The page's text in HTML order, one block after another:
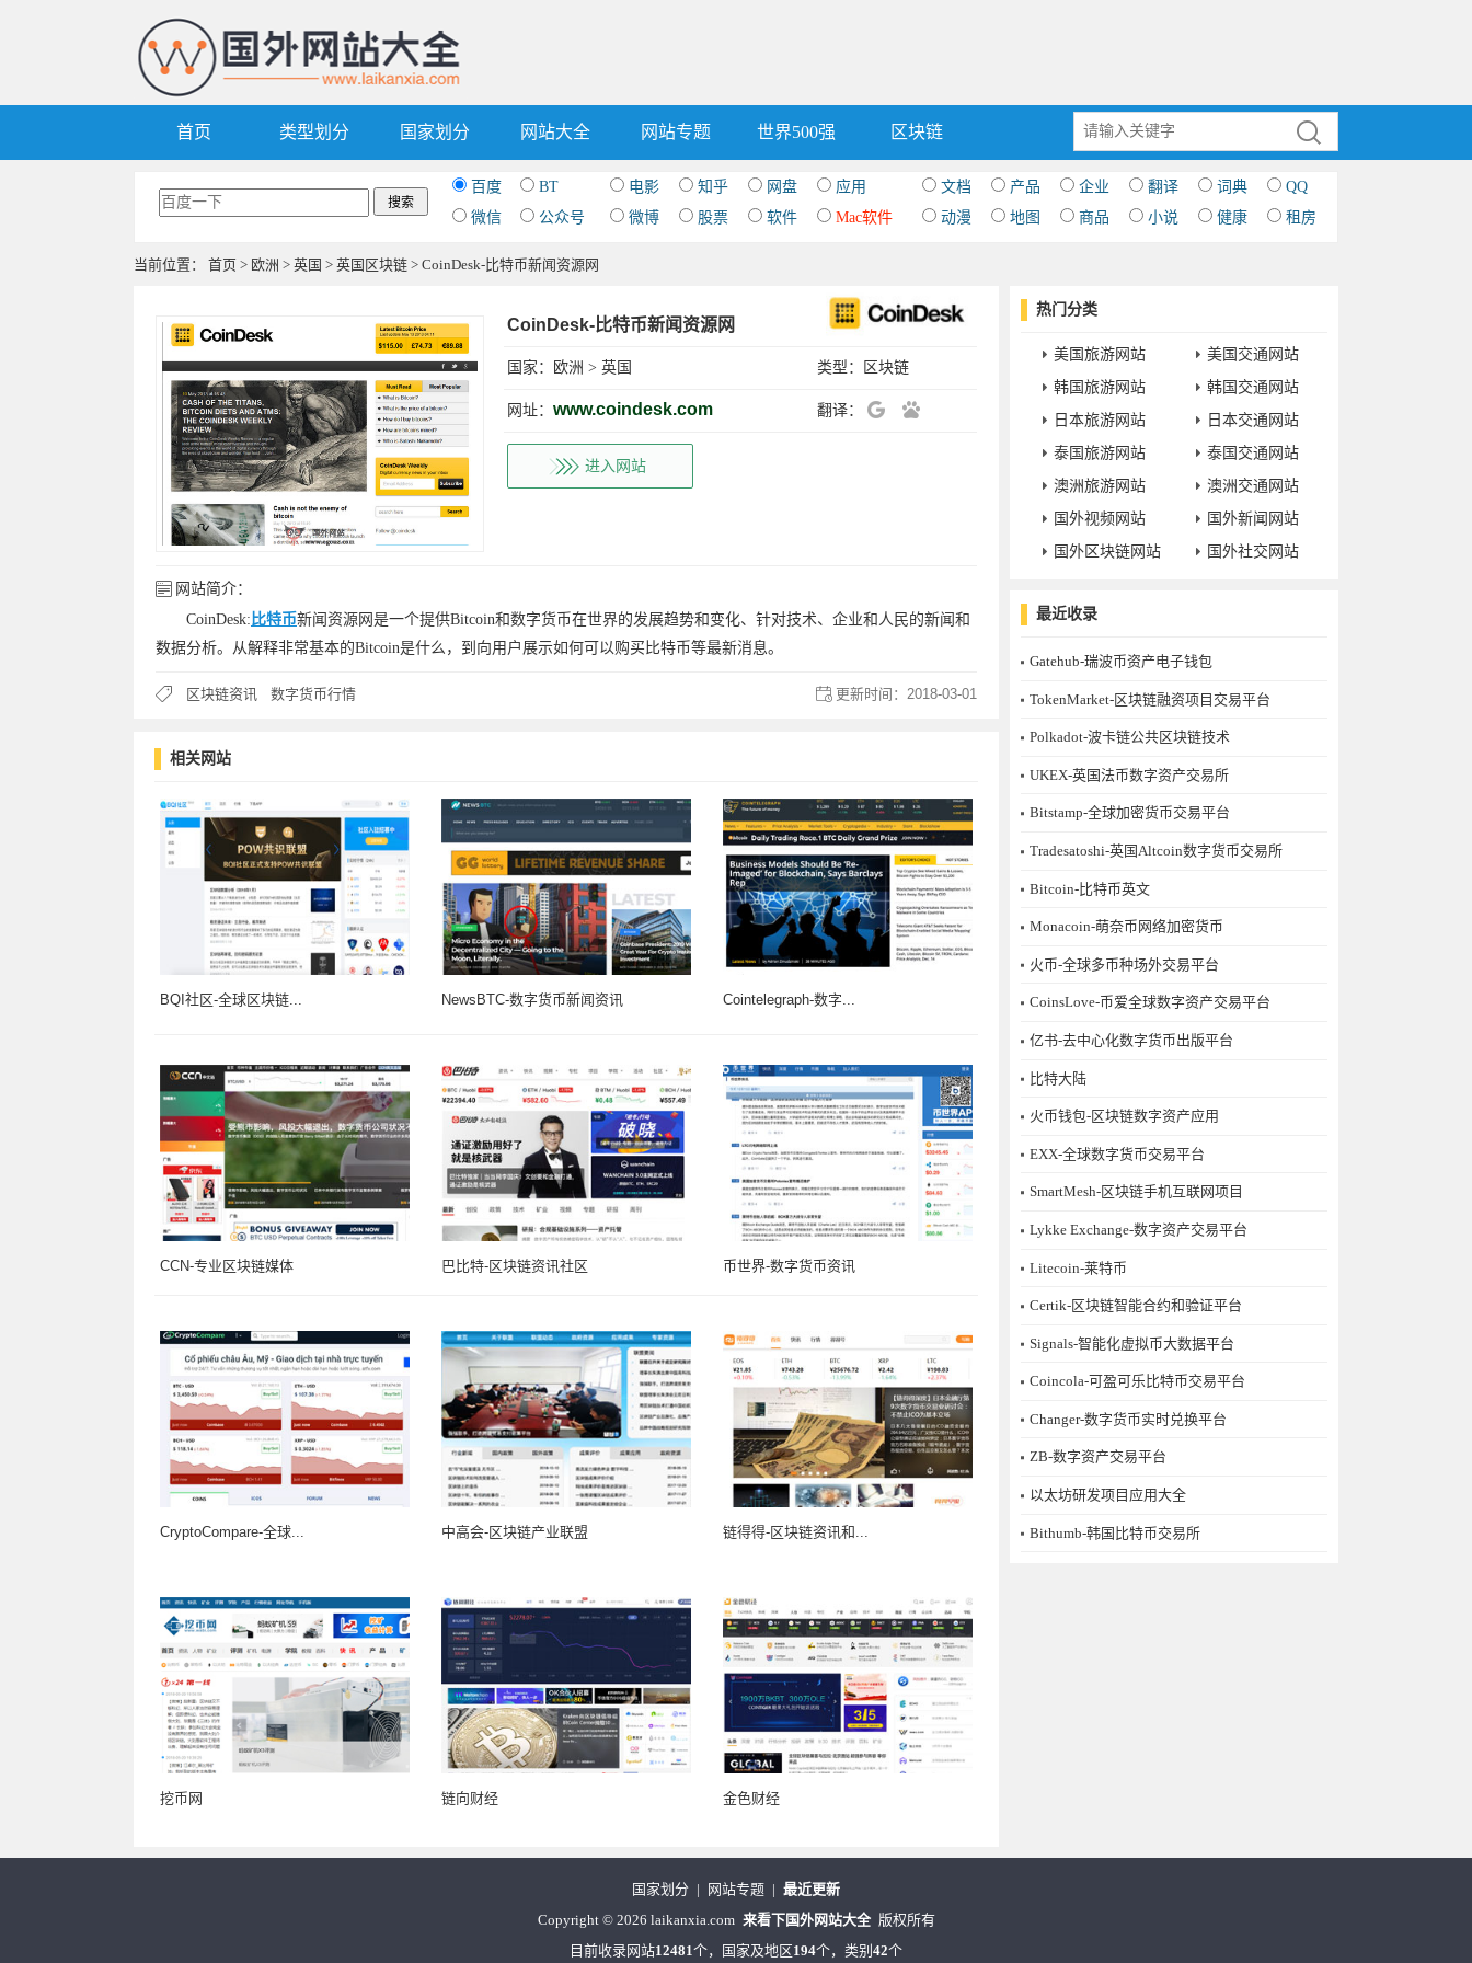
首页 类型划分 国家划分 网站大全 网站专题 世界500强 区块链
百度 BT 电影 知乎 网盘 应用 文档 产品 企业 翻译 词典
QQ
微信
公众号 微博 股票 软件 Mac软件 动漫 地图 商品 小说 健康 租房
当前位置： 首页 > 欧洲 > 英国 > 英国区块链 > CoinDesk-比特币新闻资源网
CoinDesk-比特币新闻资源网
国家： 欧洲 > 英国 类型： 区块链
网址： www.coindesk.com 翻译：
进入网站
网站简介：
CoinDesk: 比特币新闻资源网是一个提供Bitcoin和数字货币在世界的发展趋势和变化、针对技术、企业和人民的新闻和
数据分析。从解释非常基本的Bitcoin是什么，到向用户展示如何可以购买比特币等最新消息。
区块链资讯 数字货币行情 更新时间： 2018-03-01
相关网站
BQI社区-全球区块链... NewsBTC-数字货币新闻资讯 Cointelegraph-数字...
CCN-专业区块链媒体 巴比特-区块链资讯社区 币世界-数字货币资讯
CryptoCompare-全球... 中高会-区块链产业联盟 链得得-区块链资讯和...
挖币网 链向财经 金色财经
热门分类
美国旅游网站
美国交通网站
韩国旅游网站
韩国交通网站
日本旅游网站
日本交通网站
泰国旅游网站
泰国交通网站
澳洲旅游网站
澳洲交通网站
国外视频网站
国外新闻网站
国外区块链网站
国外社交网站
最近收录
Gatehub-瑞波币资产电子钱包
TokenMarket-区块链融资项目交易平台
Polkadot-波卡链公共区块链技术
UKEX-英国法币数字资产交易所
Bitstamp-全球加密货币交易平台
Tradesatoshi-英国Altcoin数字货币交易所
Bitcoin-比特币英文
Monacoin-萌奈币网络加密货币
火币-全球多币种场外交易平台
CoinsLove-币爱全球数字资产交易平台
亿书-去中心化数字货币出版平台
比特大陆
火币钱包-区块链数字资产应用
EXX-全球数字货币交易平台
SmartMesh-区块链手机互联网项目
Lykke Exchange-数字资产交易平台
Litecoin-莱特币
Certik-区块链智能合约和验证平台
Signals-智能化虚拟币大数据平台
Coincola-可盈可乐比特币交易平台
Changer-数字货币实时兑换平台
ZB-数字资产交易平台
以太坊研发项目应用大全
Bithumb-韩国比特币交易所
国家划分 | 网站专题 | 最近更新
Copyright ©2026 laikanxia.com 来看下国外网站大全 版权所有
目前收录网站12481个，国家及地区194个，类别42个